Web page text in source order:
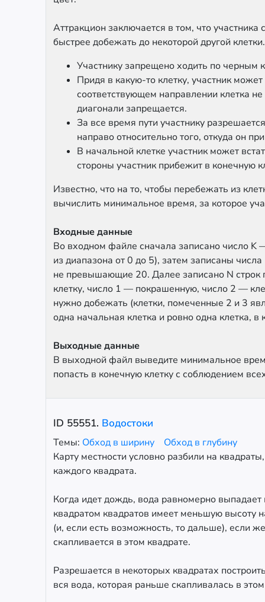
Аттракцион заключается в том, что участника
быстрее добежать до некоторой другой
Участнику запрещено ходить по черным
Придя в какую-то клетку, участник
соответствующем направлении клетка
диагонали запрещается.
За все время пути участнику
направо относительно того, откуда он
В начальной клетке участник может
стороны участник прибежит в конечную
Известно, что на то, чтобы перебежать из
вычислить минимальное время, за которое
Входные данные
Во входном файле сначала записано число K
из диапазона от 0 до 5), затем записаны
не превышающие 20. Далее записано N строк
клетку, число 1 — покрашенную, число 2 —
нужно добежать (клетки, помеченные 2 и 3
одна начальная клетка и ровно одна клетка,
Выходные данные
В выходной файл выведите минимальное
попасть в конечную клетку с соблюдением
ID 55551. Водостоки
Темы: Обход в ширину
Обход в глубину
Карту местности условно разбили на
каждого квадрата.
Когда идет дождь, вода равномерно
квадратом квадратов имеет меньшую высоту
(и, если есть возможность, то дальше), если
скапливается в этом квадрате.
Разрешается в некоторых квадратах
вся вода, которая раньше скапливалась в